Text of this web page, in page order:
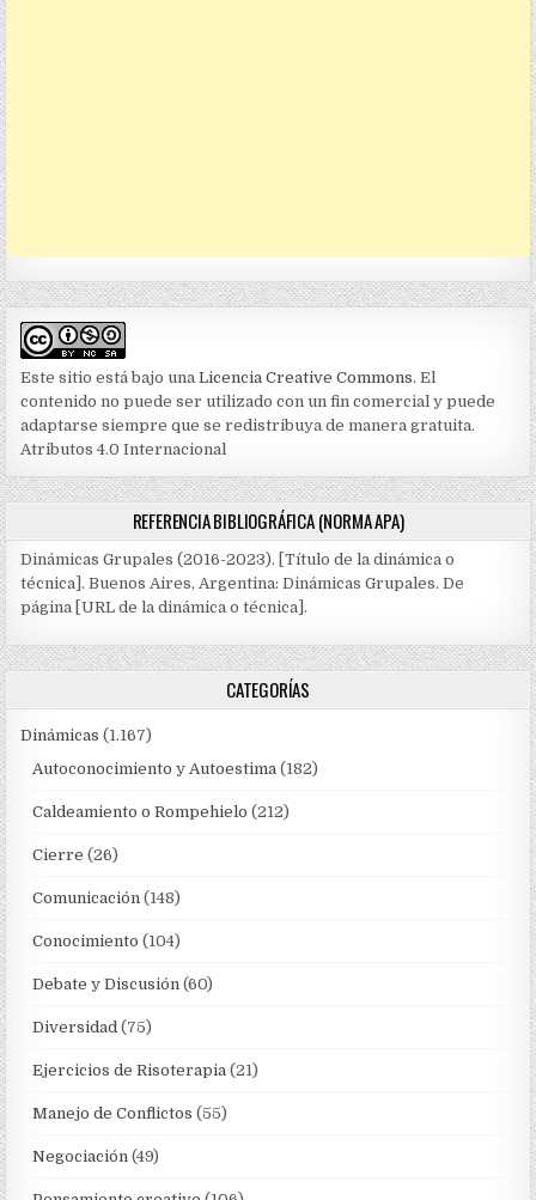
Este sitio está bajo unaLicencia Creative Commons. El
contenido no puede ser utilizado con un fin comercial y puede
adaptarse siempre que se redistribuya de manera gratuita.
Atributos 4.0 Internacional
REFERENCIA BIBLIOGRÁFICA (NORMA APA)
Dinámicas Grupales (2016-2023). [Título de la dinámica o
técnica]. Buenos Aires, Argentina: Dinámicas Grupales. De
página [URL de la dinámica o técnica].
CATEGORÍAS
Dinámicas (1.167)
Autoconocimiento y Autoestima (182)
Caldeamiento o Rompehielo (212)
Cierre (26)
Comunicación (148)
Conocimiento (104)
Debate y Discusión (60)
Diversidad (75)
Ejercicios de Risoterapia (21)
Manejo de Conflictos (55)
Negociación (49)